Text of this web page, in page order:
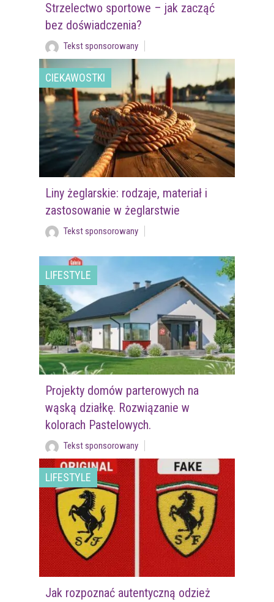
Strzelectwo sportowe – jak zacząć
bez doświadczenia?
Tekst sponsorowany
CIEKAWOSTKI
Liny żeglarskie: rodzaje, materiał i
zastosowanie w żeglarstwie
Tekst sponsorowany
LIFESTYLE
Projekty domów parterowych na
wąską działkę. Rozwiązanie w
kolorach Pastelowych.
Tekst sponsorowany
LIFESTYLE
Jak rozpoznać autentyczną odzież